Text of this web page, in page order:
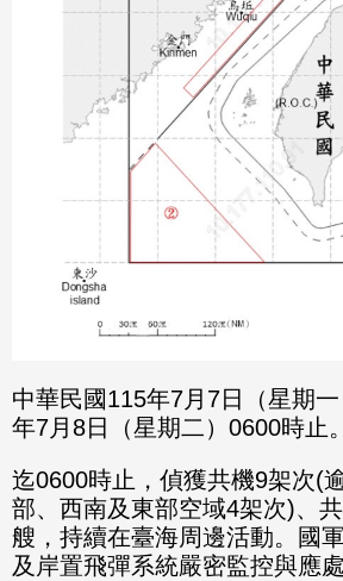
中華民國115年7月7日（星期
年7月8日（星期二）0600時止。
迄0600時止，偵獲共機9架次(
部、西南及東部空域4架次)、
艘，持續在臺海周邊活動。國
及岸置飛彈系統嚴密監控與應處